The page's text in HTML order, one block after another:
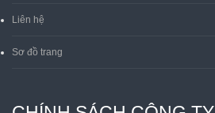
Liên hệ
Sơ đồ trang